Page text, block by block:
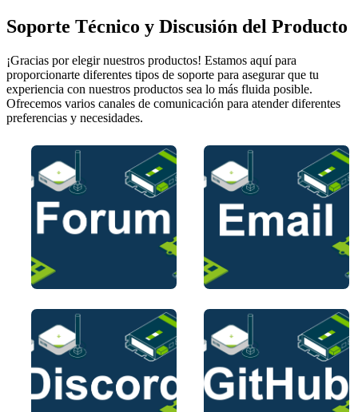
Soporte Técnico y Discusión del Producto
¡Gracias por elegir nuestros productos! Estamos aquí para
proporcionarte diferentes tipos de soporte para asegurar que tu
experiencia con nuestros productos sea lo más fluida posible.
Ofrecemos varios canales de comunicación para atender diferentes
preferencias y necesidades.